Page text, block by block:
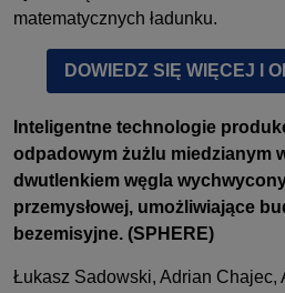
matematycznych ładunku.
DOWIEDZ SIĘ WIĘCEJ I
Inteligentne technologie
odpadowym żużlu miedzianym
dwutlenkiem węgla
przemysłowej, umożliwiające
bezemisyjne. (SPHERE)
Łukasz Sadowski, Adrian Chajec,